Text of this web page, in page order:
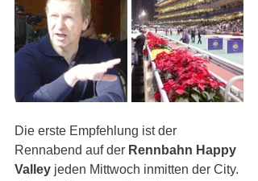
Die erste Empfehlung ist der
Rennabend auf der Rennbahn Happy
Valley jeden Mittwoch inmitten der City.